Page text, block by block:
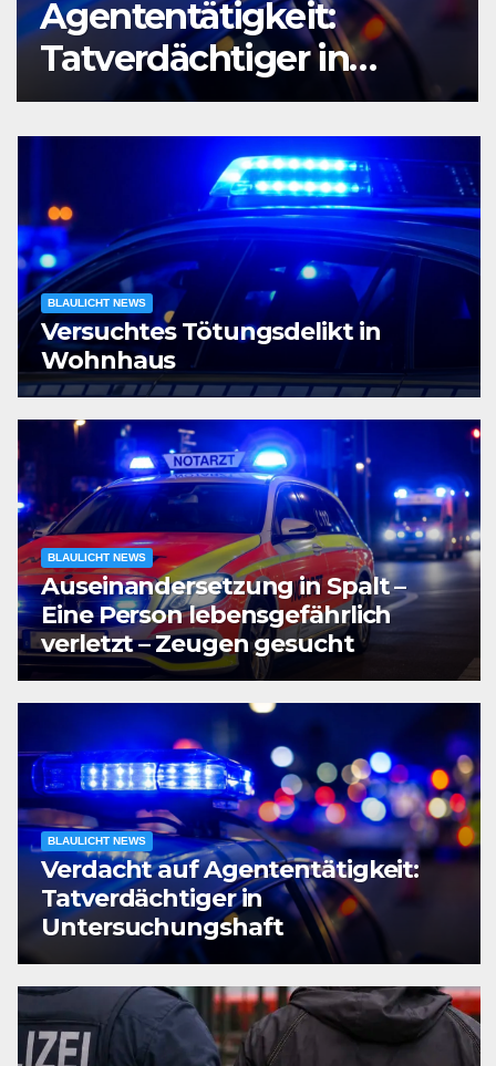
Agententätigkeit:
Tatverdächtiger in
Untersuchungshaft
BLAULICHT NEWS
Versuchtes Tötungsdelikt in
Wohnhaus
BLAULICHT NEWS
Auseinandersetzung in Spalt –
Eine Person lebensgefährlich
verletzt – Zeugen gesucht
BLAULICHT NEWS
Verdacht auf Agententätigkeit:
Tatverdächtiger in
Untersuchungshaft